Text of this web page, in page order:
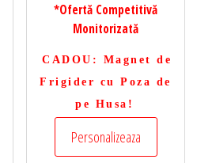
*Ofertă Competitivă
Monitorizată
CADOU : Magnet de
Frigider cu Poza de
pe Husa!
Personalizeaza